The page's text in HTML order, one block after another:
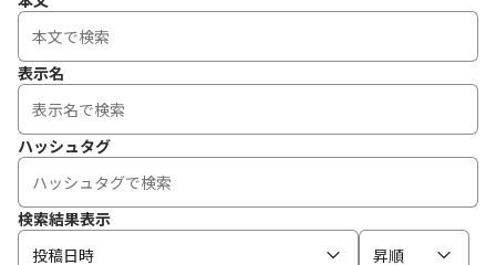
表示名
ハッシュタグ
検索結果表示
投稿日時
昇順